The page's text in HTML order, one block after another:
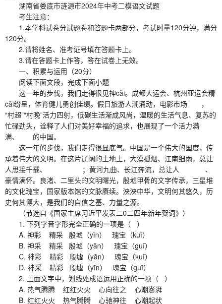
湖南省娄底市涟源市2024年中考二模语文试题
考生注意：
1.本学科试卷分试题卷和答题卡两部分，考试时量120分钟，满分
120分。
2.请将姓名、准考证号填在答题卡上。
3.请在答题卡上作答，答在试卷上无效。
一、积累与运用（20分）
阅读下面文段，完成下面小题
这一年的步伐，我们走得很见神cǎi。成都大运会、杭州亚运会精
cǎi纷呈，体育健儿勇创佳绩。假日旅游人潮涌动，电影市场 ，
“村超”“村晚”活力四射，低碳生活渐成风尚，温暖的生活气息、复苏的
忙碌劲头，诠释了人们对美好幸福的追求，也展现了一个活力满
满、 的中国。
这一年的步伐，我们走得很显底气。中国是一个伟大的国度，传
承着伟大的文明。在这片辽阔的土地上，大漠孤烟、江南细雨，总让
人思接千载、 ；黄河九曲、长江奔流，总让人 、
豪情满怀。良渚、二里头的文明曙光，殷墟甲骨的文字传承，三星堆
的文化瑰宝，国家版本馆的文脉赓续。泱泱中华，文明何其悠久，历
史何其博大，是我们的自信之基、力量之源。
（节选自《国家主席习近平发表二0二四年新年贺词》）
1. 下列字音字形完全正确的一项是（ ）
A. 神彩 精采 殷墟（yīn） 瑰宝（kuī）
B. 神采 精采 殷墟（yān） 瑰宝（guī）
C. 神彩 精彩 殷墟（yān） 瑰宝（kuī）
D. 神采 精彩 殷墟（yīn） 瑰宝（guī）
2. 上面文字中，划线处成语运用正确的一项（ ）
A. 热气腾腾 红红火火 心向往之 心潮澎湃
B. 红红火火 热气腾腾 心驰神往 心潮起状